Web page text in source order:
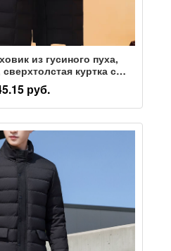
из гусиного пуха,
куртка с
длинная куртка,
от холода, северо-
руб.